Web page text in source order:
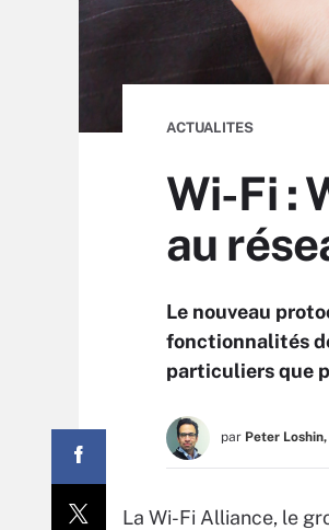
ACTUALITES
Wi-Fi :
au
Le nouveau
fonctionnalités
particuliers que
par Peter Loshin,
La Wi-Fi Alliance, le